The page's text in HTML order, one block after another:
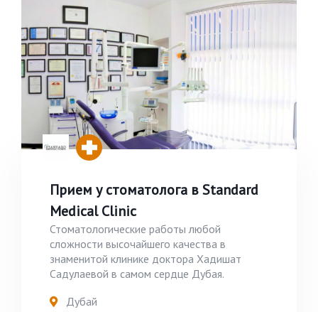
Прием у стоматолога в Standard
Medical Clinic
Стоматологические работы любой
сложности высочайшего качества в
знаменитой клинике доктора Хадишат
Садулаевой в самом сердце Дубая.
Дубай